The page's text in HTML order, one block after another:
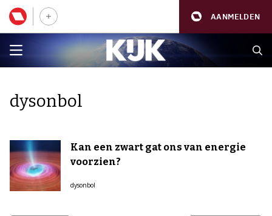
AANMELDEN
dysonbol
Kan een zwart gat ons van energie
voorzien?
dysonbol